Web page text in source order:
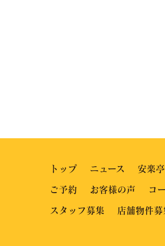
トップ ニュース 安楽
ご予約
お客様の声 コ
スタッフ募集
店舗物件募